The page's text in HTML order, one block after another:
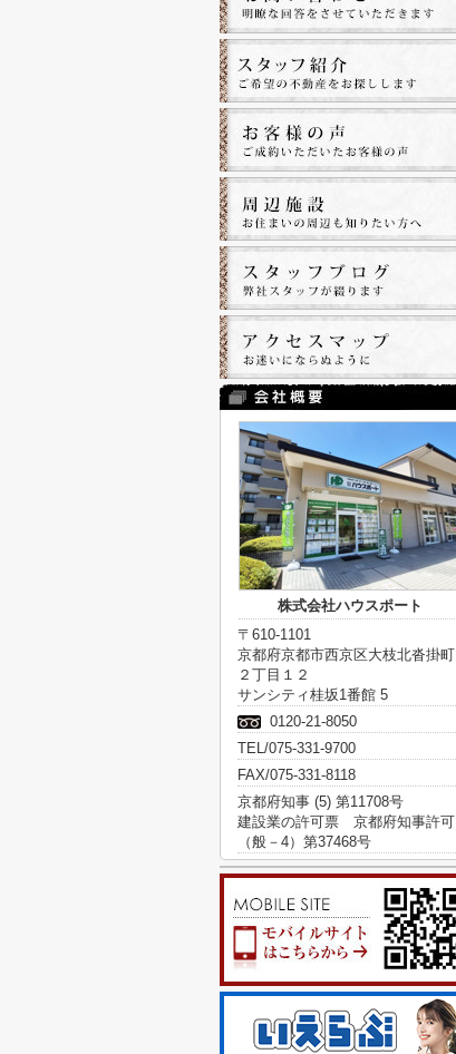
株式会社ハウスポート
〒610-1101
京都府京都市西京区大枝北沓掛町
２丁目１２
サンシティ桂坂1番館 5
0120-21-8050
TEL/075-331-9700
FAX/075-331-8118
京都府知事 (5) 第11708号
建設業の許可票 京都府知事許可
（般－4）第37468号